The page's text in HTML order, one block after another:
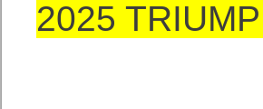
2025